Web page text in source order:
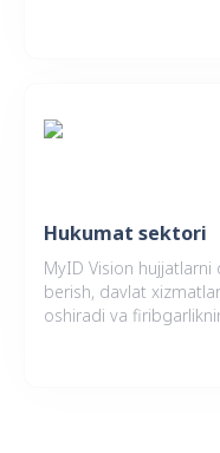
Hukumat sektori
MyID Vision
berish, davlat
oshiradi va